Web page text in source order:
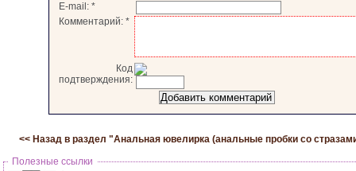
E-mail: *
Комментарий: *
Код
подтверждения:
<< Назад в раздел "Анальная ювелирка (анальные пробки со
Полезные ссылки